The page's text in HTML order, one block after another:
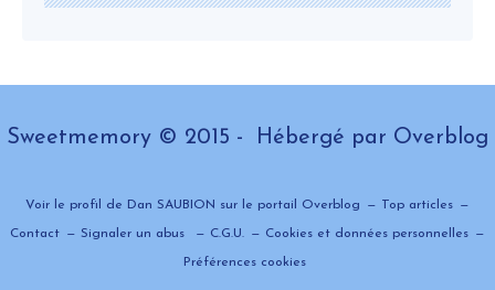
Sweetmemory © 2015 - Hébergé par Overblog
Voir le profil de Dan SAUBION sur le portail Overblog Top articles
Contact Signaler un abus C.G.U. Cookies et données personnelles
Préférences cookies